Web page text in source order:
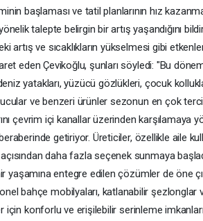
başlaması ve tatil planlarının hız
talepte belirgin bir artış yaşandığını
artış ve sıcaklıkların yükselmesi gibi
eden Çevikoğlu, şunları söyledi: "Bu
yatakları, yüzücü gözlükleri, çocuk
ve benzeri ürünler sezonun en çok
çevrim içi kanallar üzerinden karşılamaya
getiriyor. Üreticiler, özellikle aile
daha fazla seçenek sunmaya
yaşamına entegre edilen çözümler de öne
bahçe mobilyaları, katlanabilir şezlonglar
için konforlu ve erişilebilir serinleme